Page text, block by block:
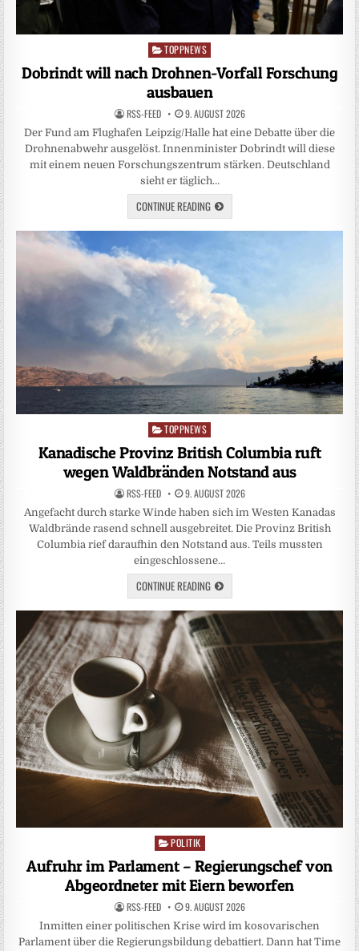
Posted
in
TOPPNEWS
Dobrindt will nach Drohnen-Vorfall Forschung
ausbauen
RSS-FEED 9. AUGUST 2026
Der Fund am Flughafen Leipzig/Halle hat eine Debatte über die
Drohnenabwehr ausgelöst. Innenminister Dobrindt will diese
mit einem neuen Forschungszentrum stärken. Deutschland
sieht er täglich…
CONTINUE READING
Posted
in
TOPPNEWS
Kanadische Provinz British Columbia ruft
wegen Waldbränden Notstand aus
RSS-FEED 9. AUGUST 2026
Angefacht durch starke Winde haben sich im Westen Kanadas
Waldbrände rasend schnell ausgebreitet. Die Provinz British
Columbia rief daraufhin den Notstand aus. Teils mussten
eingeschlossene…
CONTINUE READING
Posted
POLITIK
Aufruhr im Parlament – Regierungschef von
Abgeordneter mit Eiern beworfen
RSS-FEED 9. AUGUST 2026
Inmitten einer politischen Krise wird im kosovarischen
Parlament über die Regierungsbildung debattiert. Dann hat Time